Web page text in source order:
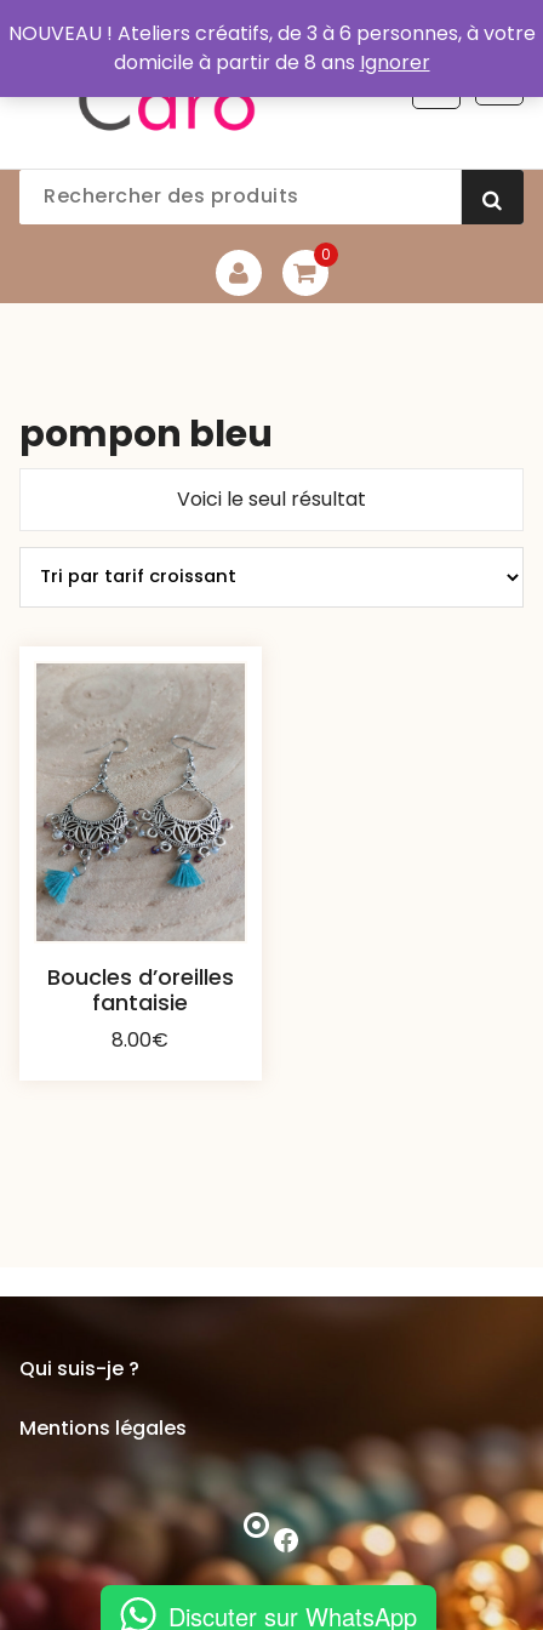
au
0
pompon bleu
Voici le seul résultat
Boucles d’oreilles
fantaisie
8.00€
Qui suis-je ?
Mentions légales
Facebook
Discuter sur WhatsApp
NOUVEAU ! Ateliers créatifs, de 3 à 6 personnes, à votre
domicile à partir de 8 ans Ignorer